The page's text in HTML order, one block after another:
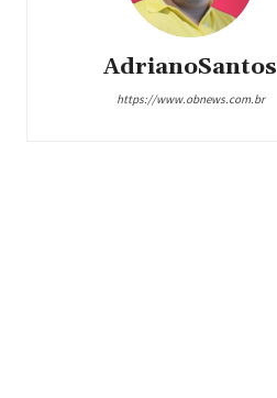
AdrianoSantos
https://www.obnews.com.br